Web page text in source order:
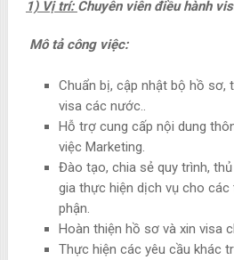
1) Vị trí: Chuyên viên điều hành
Mô tả công việc:
Chuẩn bị, cập nhật bộ hồ sơ,
visa các nước..
Hỗ trợ cung cấp nội dung
việc Marketing.
Đào tạo, chia sẻ quy trình,
gia thực hiện dịch vụ cho các
phận.
Hoàn thiện hồ sơ và xin visa
Thực hiện các yêu cầu khác